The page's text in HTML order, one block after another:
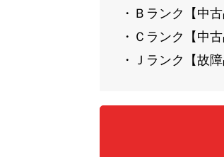
・Ｂランク【中
・Ｃランク【中
・Ｊランク【故